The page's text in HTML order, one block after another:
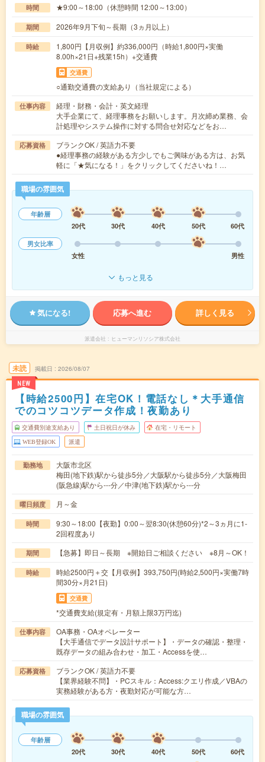
時間 ★9:00～18:00（休憩時間 12:00～13:00）
期間 2026年9月下旬～長期（3ヵ月以上）
時給
1,800円【月収例】約336,000円（時給1,800円×実働
8.00h×21日+残業15h）+交通費
交通費
○通勤交通費の支給あり（当社規定による）
仕事内容
経理・財務・会計・英文経理
大手企業にて、経理事務をお願いします。月次締め業務、会
計処理やシステム操作に対する問合せ対応などをお…
応募資格
ブランクOK / 英語力不要
●経理事務の経験がある方少しでもご興味がある方は、お気
軽に「★気になる！」をクリックしてくださいね！…
職場の雰囲気
年齢層
20代
30代 40代 50代
60代
男女比率
女性
男性
もっと見る
気になる! 応募へ進む 詳しく見る
派遣会社 ヒューマンリソシア株式会社
未読
NEW
掲載日 2026/08/07
【時給2500円】在宅OK！電話なし＊大手通信
でのコツコツデータ作成！夜勤あり
交通費別途支給あり 土日祝日が休み 在宅・リモート
WEB登録OK 派遣
勤務地
大阪市北区
梅田(地下鉄)駅から徒歩5分／大阪駅から徒歩5分／大阪梅田
(阪急線)駅から---分／中津(地下鉄)駅から---分
曜日頻度 月～金
時間
9:30～18:00【夜勤】0:00～翌8:30(休憩60分)*2～3ヵ月に1-
2回程度あり
期間 【急募】即日～長期 ※開始日ご相談ください ※8月～OK！
時給
時給2500円＋交【月収例】393,750円(時給2,500円×実働7時
間30分×月21日)
交通費
*交通費支給(規定有・月額上限3万円迄)
仕事内容
OA事務・OAオペレーター
【大手通信でデータ設計サポート】・データの確認・整理・
既存データの組み合わせ・加工・Accessを使…
応募資格
ブランクOK / 英語力不要
【業界経験不問】・PCスキル：Access:クエリ作成／VBAの
実務経験がある方・夜勤対応が可能な方…
職場の雰囲気
年齢層
20代
30代 40代 50代 60代